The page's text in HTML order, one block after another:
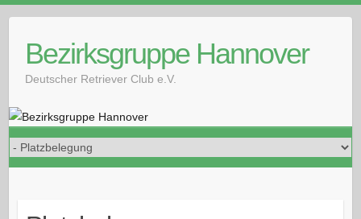
contentBezirksgruppe Hannover
Deutscher Retriever Club e.V.